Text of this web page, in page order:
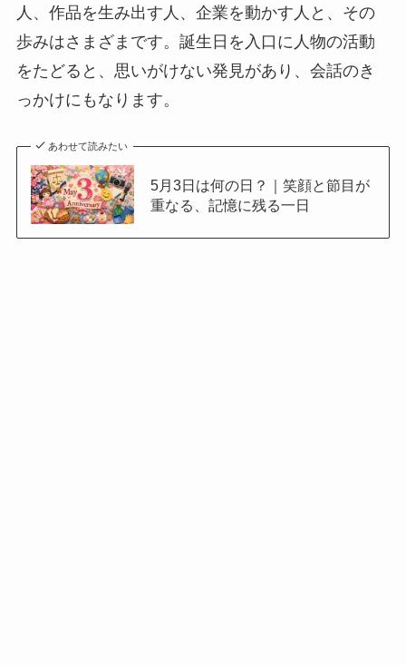
人、作品を生み出す人、企業を動かす人と、その
歩みはさまざまです。誕生日を入口に人物の活動
をたどると、思いがけない発見があり、会話のき
っかけにもなります。
あわせて読みたい
5月3日は何の日？｜笑顔と節目が
重なる、記憶に残る一日